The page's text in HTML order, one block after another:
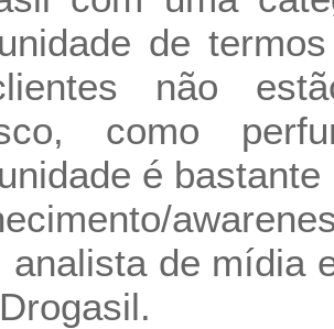
de
não
como
é
analista de mídia